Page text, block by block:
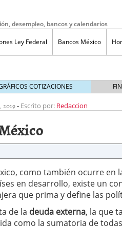
desempleo, bancos y calendarios
Ley Federal Bancos México
bruto a neto en México?
COTIZACIONES
2019- Escrito por: Redaccion
como también ocurre en
en desarrollo, existe un
que prima y define las
de la deuda externa, la que
como la sumatoria de